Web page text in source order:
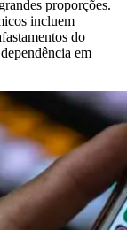
proporções.
incluem
do
em